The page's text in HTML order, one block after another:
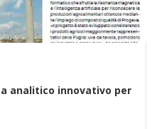
analitico innovativo per